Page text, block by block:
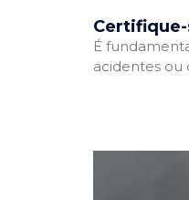
É
acidentes ou